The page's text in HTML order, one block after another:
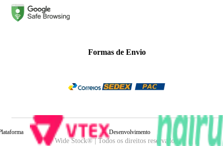
Formas de Envio
Wide Stock® | Todos os direitos reservados.
Desenvolvimento